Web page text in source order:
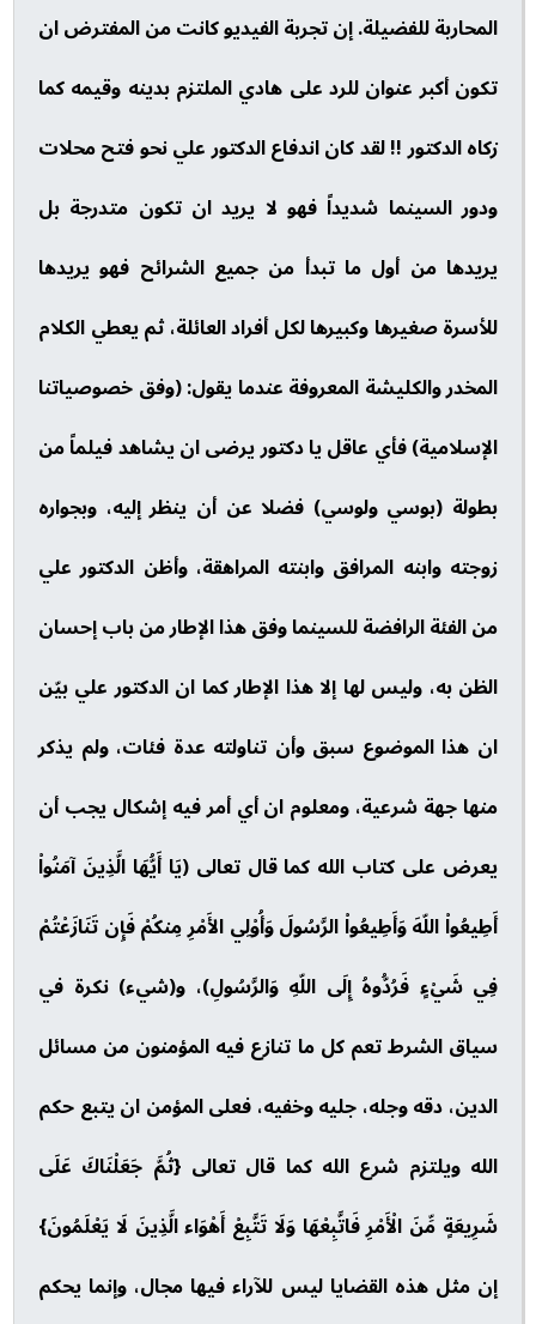
المحاربة للفضيلة. إن تجربة الفيديو كانت من المفترض ان
تكون أكبر عنوان للرد على هادي الملتزم بدينه وقيمه كما
زكاه الدكتور !! لقد كان اندفاع الدكتور علي نحو فتح محلات
ودور السينما شديداً فهو لا يريد ان تكون متدرجة بل
يريدها من أول ما تبدأ من جميع الشرائح فهو يريدها
للأسرة صغيرها وكبيرها لكل أفراد العائلة، ثم يعطي الكلام
المخدر والكليشة المعروفة عندما يقول: (وفق خصوصياتنا
الإسلامية) فأي عاقل يا دكتور يرضى ان يشاهد فيلماً من
بطولة (بوسي ولوسي) فضلا عن أن ينظر إليه، وبجواره
زوجته وابنه المرافق وابنته المراهقة، وأظن الدكتور علي
من الفئة الرافضة للسينما وفق هذا الإطار من باب إحسان
الظن به، وليس لها إلا هذا الإطار كما ان الدكتور علي بيّن
ان هذا الموضوع سبق وأن تناولته عدة فئات، ولم يذكر
منها جهة شرعية، ومعلوم ان أي أمر فيه إشكال يجب أن
يعرض على كتاب الله كما قال تعالى (يَا أَيُّهَا الَّذِينَ آمَنُواْ
أَطِيعُواْ اللّهَ وَأَطِيعُواْ الرَّسُولَ وَأُوْلِي الأَمْرِ مِنكُمْ فَإِن تَنَازَعْتُمْ
فِي شَيْءٍ فَرُدُّوهُ إِلَى اللّهِ وَالرَّسُولِ)، و(شيء) نكرة في
سياق الشرط تعم كل ما تنازع فيه المؤمنون من مسائل
الدين، دقه وجله، جليه وخفيه، فعلى المؤمن ان يتبع حكم
الله ويلتزم شرع الله كما قال تعالى {ثُمَّ جَعَلْنَاكَ عَلَى
شَرِيعَةٍ مِّنَ الْأَمْرِ فَاتَّبِعْهَا وَلَا تَتَّبِعْ أَهْوَاء الَّذِينَ لَا يَعْلَمُونَ}
إن مثل هذه القضايا ليس للآراء فيها مجال، وإنما يحكم